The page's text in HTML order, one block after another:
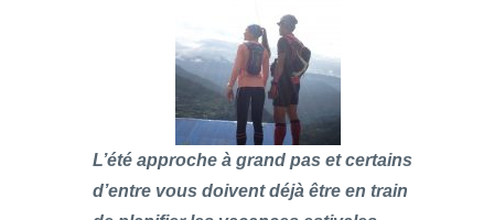
L’été approche à grand pas et certains
d’entre vous doivent déjà être en train